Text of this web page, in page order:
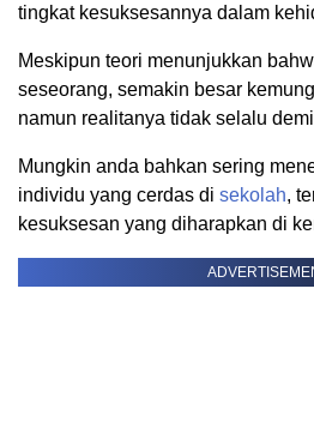
tingkat kesuksesannya dalam
Meskipun teori menunjukkan
seseorang, semakin besar
namun realitanya tidak selalu
Mungkin anda bahkan sering
individu yang cerdas di sekolah,
kesuksesan yang diharapkan di